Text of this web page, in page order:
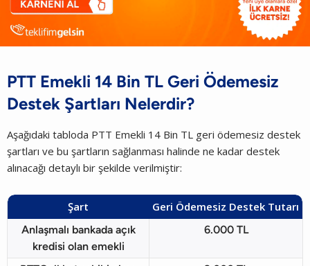
PTT Emekli 14 Bin TL Geri Ödemesiz
Destek Şartları Nelerdir?
Aşağıdaki tabloda PTT Emekli 14 Bin TL geri ödemesiz destek
şartları ve bu şartların sağlanması halinde ne kadar destek
alınacağı detaylı bir şekilde verilmiştir:
Şart Geri Ödemesiz Destek Tutarı
Anlaşmalı bankada açık
kredisi olan emekli
6.000 TL